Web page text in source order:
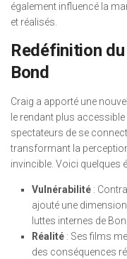
également influencé la
et réalisés.
Redéfinition
Bond
Craig a apporté une
le rendant plus
spectateurs de se
transformant la
invincible. Voici quelques
Vulnérabilité :
ajouté une
luttes internes de
Réalité : Ses films
des conséquences